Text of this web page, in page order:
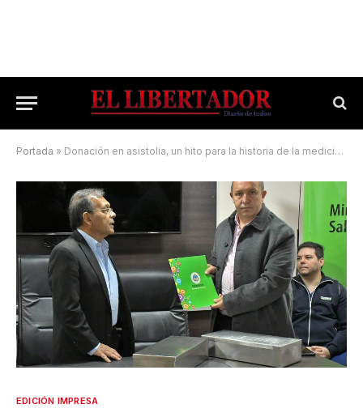
Portada » Donación en asistolia, un hito para la historia de la medicina regional
EDICIÓN IMPRESA